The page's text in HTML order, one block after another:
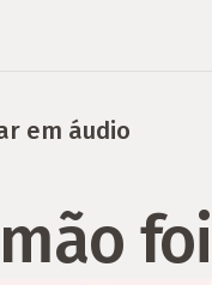
em áudio